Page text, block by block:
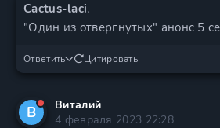
Cactus-laci,
"Один из отвергнутых" анонс 5
Ответить Цитировать
В
Виталий
4 февраля 2023 22:28